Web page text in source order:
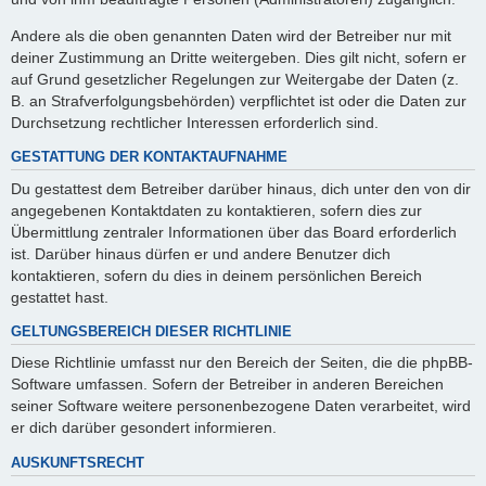
Andere als die oben genannten Daten wird der Betreiber nur mit
deiner Zustimmung an Dritte weitergeben. Dies gilt nicht, sofern er
auf Grund gesetzlicher Regelungen zur Weitergabe der Daten (z.
B. an Strafverfolgungsbehörden) verpflichtet ist oder die Daten zur
Durchsetzung rechtlicher Interessen erforderlich sind.
GESTATTUNG DER KONTAKTAUFNAHME
Du gestattest dem Betreiber darüber hinaus, dich unter den von dir
angegebenen Kontaktdaten zu kontaktieren, sofern dies zur
Übermittlung zentraler Informationen über das Board erforderlich
ist. Darüber hinaus dürfen er und andere Benutzer dich
kontaktieren, sofern du dies in deinem persönlichen Bereich
gestattet hast.
GELTUNGSBEREICH DIESER RICHTLINIE
Diese Richtlinie umfasst nur den Bereich der Seiten, die die phpBB-
Software umfassen. Sofern der Betreiber in anderen Bereichen
seiner Software weitere personenbezogene Daten verarbeitet, wird
er dich darüber gesondert informieren.
AUSKUNFTSRECHT